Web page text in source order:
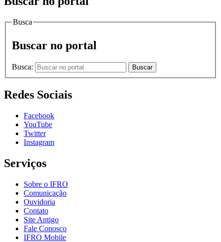
Busca
Buscar no portal
Busca: Buscar
Redes Sociais
Facebook
YouTube
Twitter
Instagram
Serviços
Sobre o IFRO
Comunicação
Ouvidoria
Contato
Site Antigo
Fale Conosco
IFRO Mobile